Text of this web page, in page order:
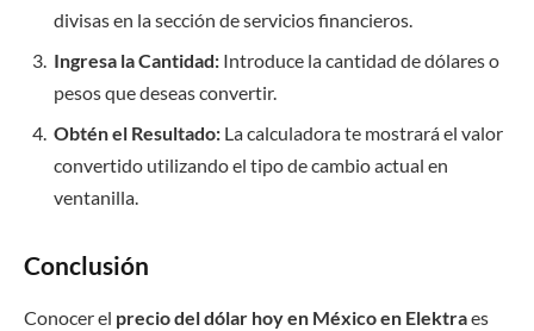
divisas en la sección de servicios financieros.
Ingresa la Cantidad: Introduce la cantidad de dólares o
pesos que deseas convertir.
Obtén el Resultado: La calculadora te mostrará el valor
convertido utilizando el tipo de cambio actual en
ventanilla.
Conclusión
Conocer el precio del dólar hoy en México en Elektraes